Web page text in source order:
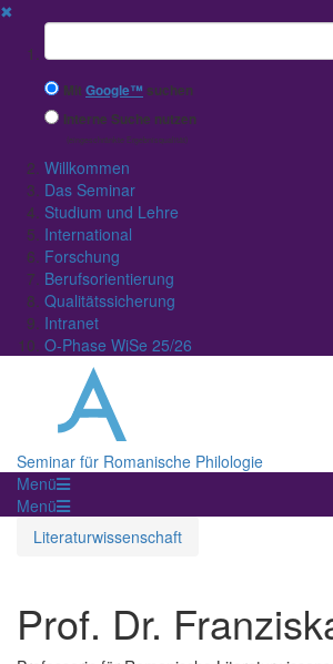
✖
Suchbegriff
MitGoogle™ suchen
Interne Suche nutzen
(eingeschränkte Ergebnisqualität)
Willkommen
Das Seminar
Studium und Lehre
International
Forschung
Berufsorientierung
Qualitätssicherung
Intranet
O-Phase WiSe 25/26
Seminar für Romanische Philologie
Menü
Menü
Literaturwissenschaft
Prof. Dr.